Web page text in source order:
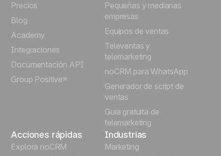
Português
Italiano
Deutsch
Precios
Blog
Academy
Integraciones
Documentación API
Group Positive
Pequeñas y medianas
empresas
Equipos de ventas
Televentas y
telemarketing
noCRM para WhatsApp
Generador de script de
ventas
Guía gratuita de
telemarketing
Acciones rápidas
Explora noCRM
Industrias
Marketing